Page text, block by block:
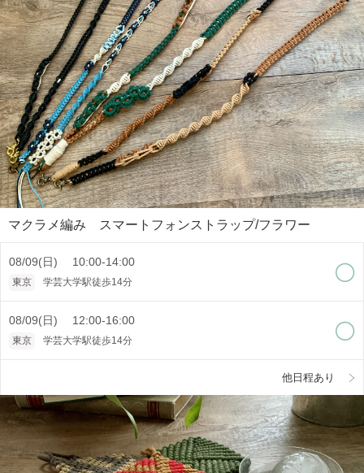
マクラメ編み スマートフォンストラップ/フラワー
08/09(日) 10:00-14:00
東京 学芸大学駅徒歩14分
08/09(日) 12:00-16:00
東京 学芸大学駅徒歩14分
他日程あり